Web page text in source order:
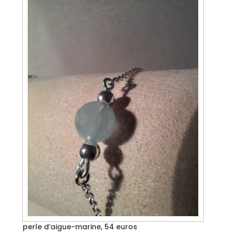
perle d’aigue-marine, 54 euros